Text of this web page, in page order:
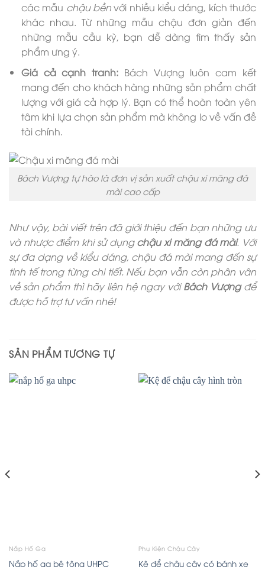
các mẫu chậu bềnvới nhiều kiểu dáng, kích thước
khác nhau. Từ những mẫu chậu đơn giản đến
những mẫu cầu kỳ, bạn dễ dàng tìm thấy sản
phẩm ưng ý.
Giá cả cạnh tranh: Bách Vượng luôn cam kết
mang đến cho khách hàng những sản phẩm chất
lượng với giá cả hợp lý. Bạn có thể hoàn toàn yên
tâm khi lựa chọn sản phẩm mà không lo về vấn đề
tài chính.
Bách Vượng tự hào là đơn vị sản xuất chậu xi măng đá
mài cao cấp
Như vậy, bài viết trên đã giới thiệu đến bạn những ưu
và nhược điểm khi sử dụngchậu xi măng đá mài. Với
sự đa dạng về kiểu dáng, chậu đá mài mang đến sự
tinh tế trong từng chi tiết. Nếu bạn vẫn còn phân vân
về sản phẩm thì hãy liên hệ ngay vớiBách Vượngđể
được hỗ trợ tư vấn nhé!
SẢN PHẨM TƯƠNG TỰ
Nắp Hố Ga
Nắp hố ga bê tông UHPC
Phụ Kiện Chậu Cây
Kệ để chậu cây có bánh xe